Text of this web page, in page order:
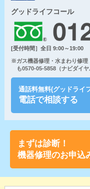
グッドライフコール
[受付時間］全日 9:00～19:00
※ガス機器修理・水まわり修理
も0570-05-5858（ナビダイ
通話料無料(グッドライ
電話で相談する
まずは診断！
機器修理のお申込